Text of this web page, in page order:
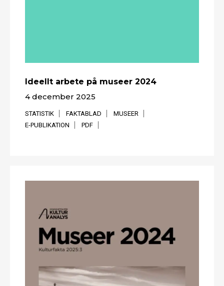
Ideellt arbete på museer 2024
4 december 2025
STATISTIK FAKTABLAD
MUSEER
E-PUBLIKATION
PDF